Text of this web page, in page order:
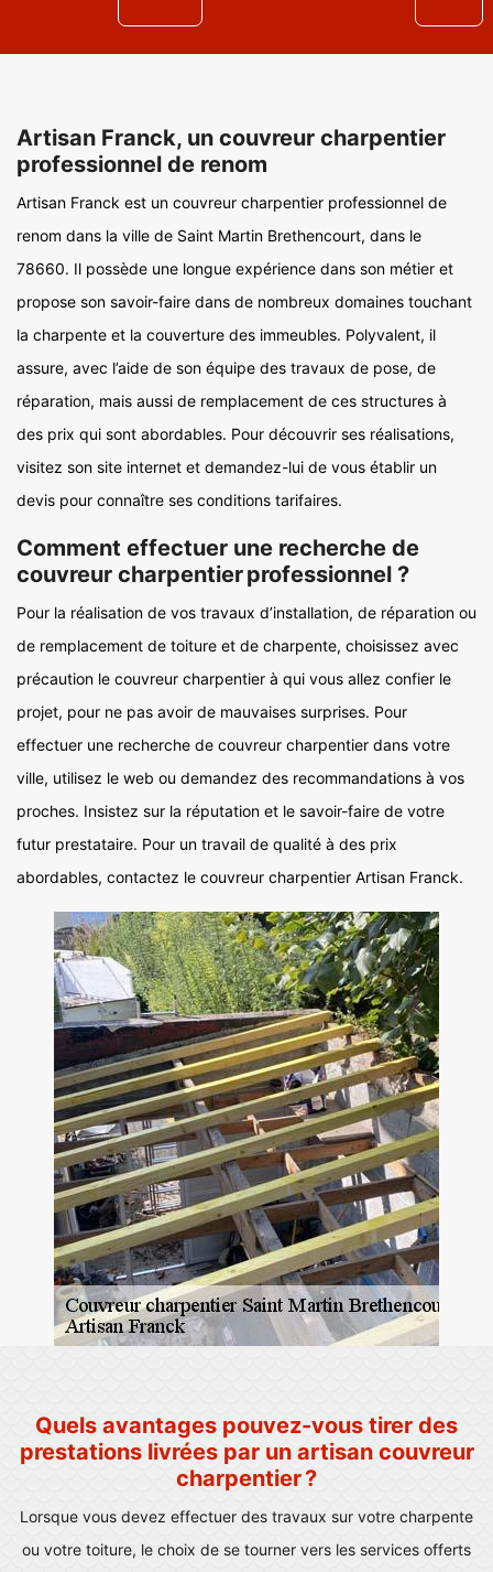
Artisan Franck, un couvreur charpentier
professionnel de renom
Artisan Franck est un couvreur charpentier professionnel de
renom dans la ville de Saint Martin Brethencourt, dans le
78660. Il possède une longue expérience dans son métier et
propose son savoir-faire dans de nombreux domaines touchant
la charpente et la couverture des immeubles. Polyvalent, il
assure, avec l’aide de son équipe des travaux de pose, de
réparation, mais aussi de remplacement de ces structures à
des prix qui sont abordables. Pour découvrir ses réalisations,
visitez son site internet et demandez-lui de vous établir un
devis pour connaître ses conditions tarifaires.
Comment effectuer une recherche de
couvreur charpentier professionnel ?
Pour la réalisation de vos travaux d’installation, de réparation ou
de remplacement de toiture et de charpente, choisissez avec
précaution le couvreur charpentier à qui vous allez confier le
projet, pour ne pas avoir de mauvaises surprises. Pour
effectuer une recherche de couvreur charpentier dans votre
ville, utilisez le web ou demandez des recommandations à vos
proches. Insistez sur la réputation et le savoir-faire de votre
futur prestataire. Pour un travail de qualité à des prix
abordables, contactez le couvreur charpentier Artisan Franck.
Quels avantages pouvez-vous tirer des
prestations livrées par un artisan couvreur
charpentier ?
Lorsque vous devez effectuer des travaux sur votre charpente
ou votre toiture, le choix de se tourner vers les services offerts